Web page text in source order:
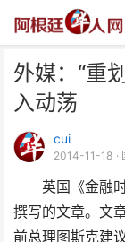
外媒：“重
入动荡
cui
2014-11-18 ·
英国《金融时
撰写的文章。文
前总理图斯克建
外媒：“重划
陆陷入动荡